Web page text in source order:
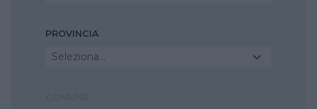
PROVINCIA
Seleziona...